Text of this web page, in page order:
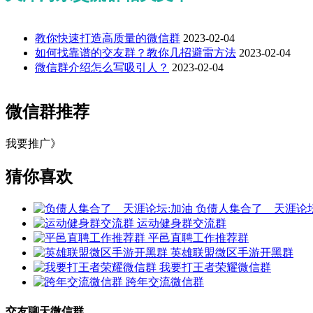
教你快速打造高质量的微信群 2023-02-04
如何找靠谱的交友群？教你几招避雷方法 2023-02-04
微信群介绍怎么写吸引人？ 2023-02-04
微信群推荐
我要推广》
猜你喜欢
负债人集合了＿天涯论
运动健身群交流群
平邑直聘工作推荐群
英雄联盟微区手游开黑群
我要打王者荣耀微信群
跨年交流微信群